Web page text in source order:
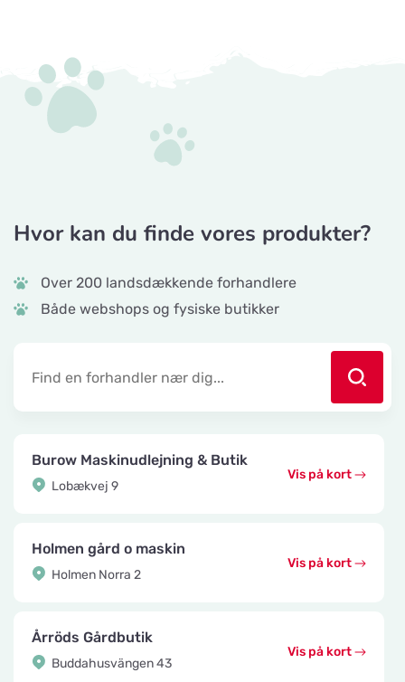
Hvor kan du finde vores produkter?
Over 200 landsdækkende forhandlere
Både webshops og fysiske butikker
Burow Maskinudlejning & Butik
Lobækvej 9
Vis på kort
Holmen gård o maskin
Holmen Norra 2
Vis på kort
Årröds Gårdbutik
Buddahusvängen 43
Vis på kort